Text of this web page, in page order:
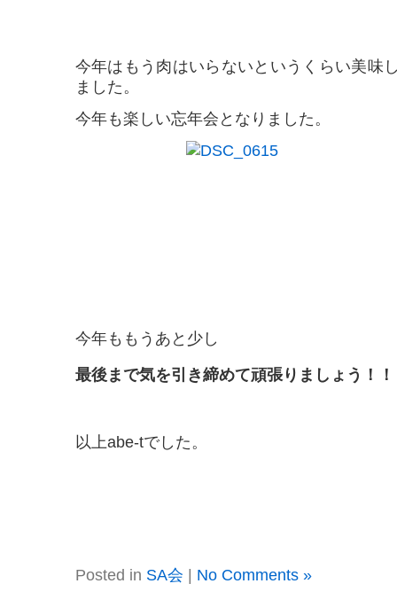
今年はもう肉はいらないというくらい美味
ました。
今年も楽しい忘年会となりました。
今年ももうあと少し
最後まで気を引き締めて頑張りましょう！！
以上abe-tでした。
Posted in SA会 | No Comments »